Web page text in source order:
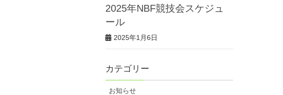
2025年NBF競技会スケジュ
ール
2025年1月6日
カテゴリー
お知らせ